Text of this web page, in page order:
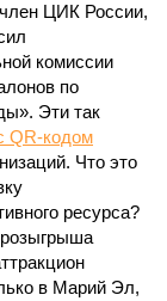
ЦИК России,
комиссии
по
Эти так
QR-кодом
Что это
ресурса?
в Марий Эл,